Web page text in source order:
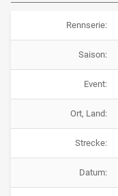
Rennserie:
Saison:
Event:
Ort, Land:
Strecke:
Datum: